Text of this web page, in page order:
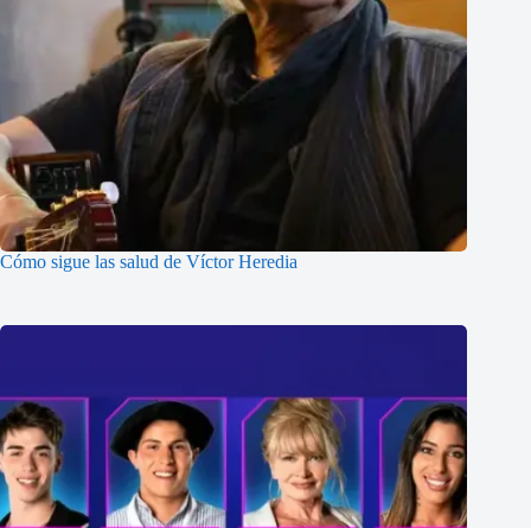
Cómo sigue las salud de Víctor Heredia